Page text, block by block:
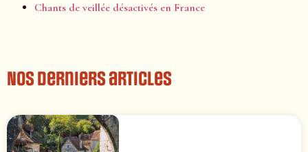
Chants de veillée désactivés en France
Nos derniers articles